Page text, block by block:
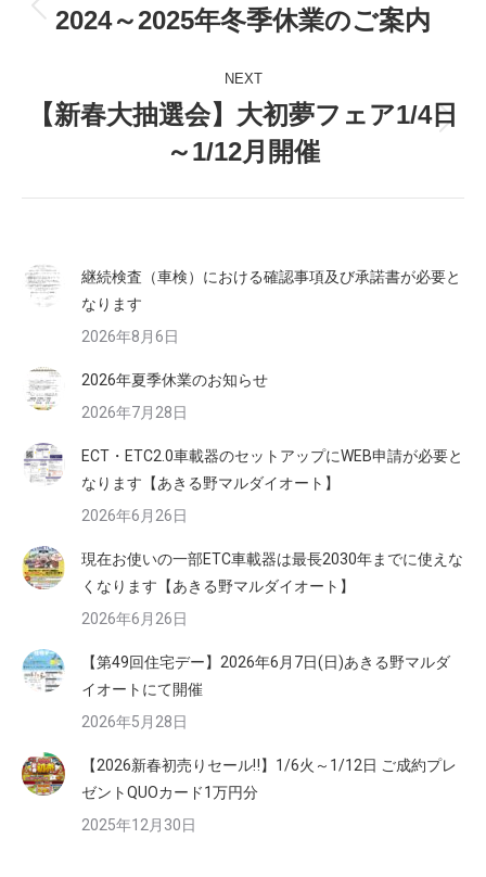
navigation
Previous
2024～2025年冬季休業のご案内
NEXT
Next
post:
【新春大抽選会】大初夢フェア1/4日
～1/12月開催
継続検査（車検）における確認事項及び承諾書が必要と
なります
2026年8月6日
2026年夏季休業のお知らせ
2026年7月28日
ECT・ETC2.0車載器のセットアップにWEB申請が必要と
なります【あきる野マルダイオート】
2026年6月26日
現在お使いの一部ETC車載器は最長2030年までに使えな
くなります【あきる野マルダイオート】
2026年6月26日
【第49回住宅デー】2026年6月7日(日)あきる野マルダ
イオートにて開催
2026年5月28日
【2026新春初売りセール‼】1/6火～1/12日 ご成約プレ
ゼントQUOカード1万円分
2025年12月30日